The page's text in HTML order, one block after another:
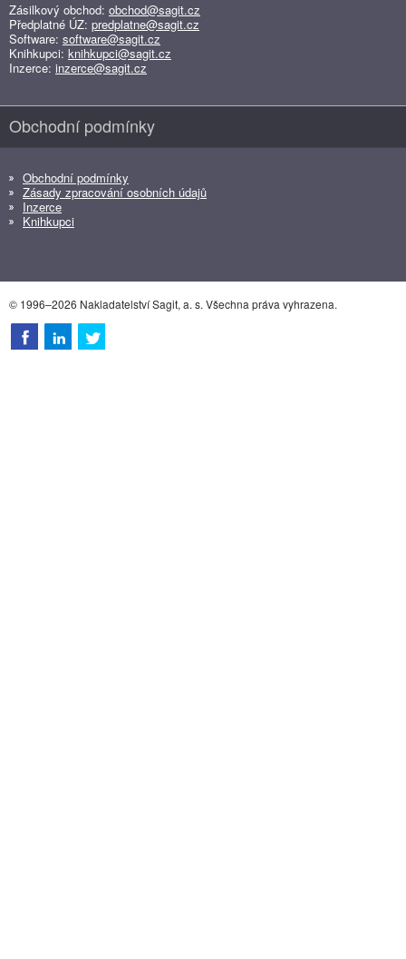
Zásilkový obchod: obchod@sagit.cz
Předplatné ÚZ: predplatne@sagit.cz
Software: software@sagit.cz
Knihkupci: knihkupci@sagit.cz
Inzerce: inzerce@sagit.cz
Obchodní podmínky
Obchodní podmínky
Zásady zpracování osobních údajů
Inzerce
Knihkupci
© 1996–2026 Nakladatelství Sagit, a. s. Všechna práva vyhrazena.